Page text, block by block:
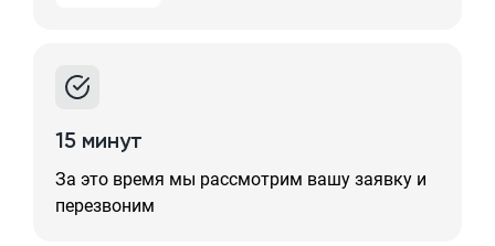
15 минут
За это время мы рассмотрим вашу заявку и
перезвоним